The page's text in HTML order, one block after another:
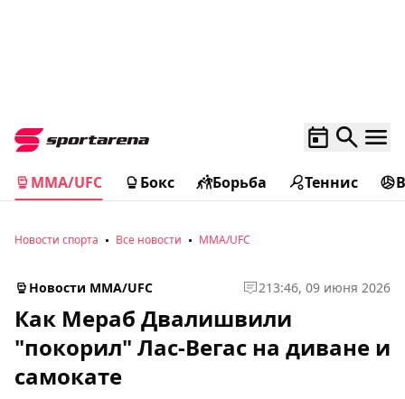
MMA/UFC Бокс Борьба Теннис
Новости спорта Все новости MMA/UFC
Новости MMA/UFC 213:46, 09 июня 2026
Как Мераб Двалишвили
"покорил" Лас-Вегас на диване и
самокате